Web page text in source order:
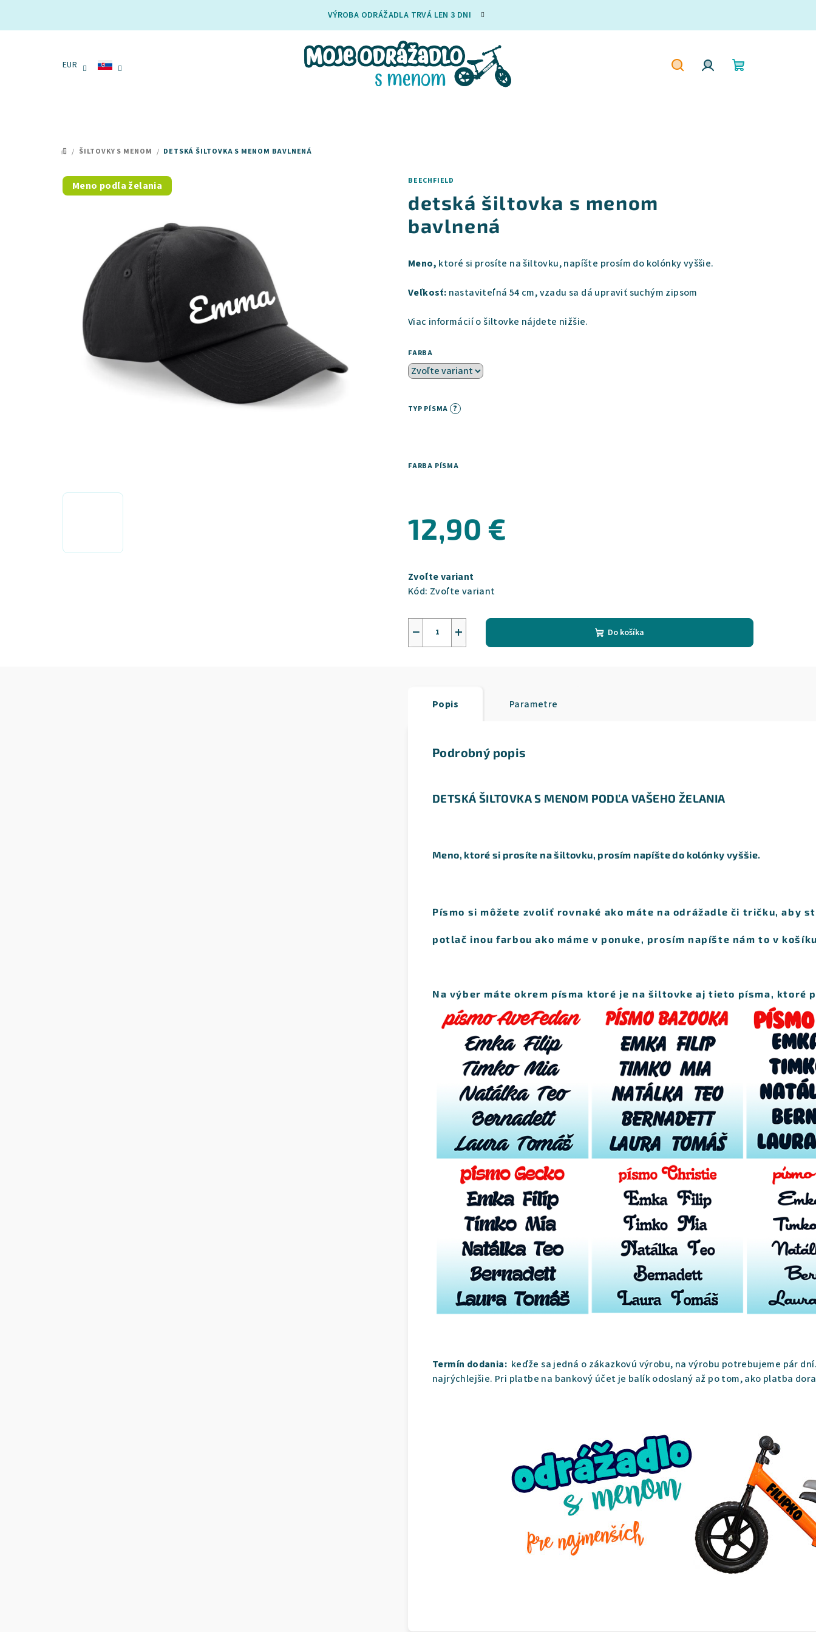
VÝROBA ODRÁŽADLA TRVÁ LEN 3 DNI
EUR
/ ŠILTOVKY S MENOM / DETSKÁ ŠILTOVKA S MENOM BAVLNENÁ
BEECHFIELD
detská šiltovka s menom
bavlnená
Meno, ktoré si prosíte na šiltovku, napíšte prosím do kolónky vyššie.
Veľkosť: nastaviteľná 54 cm, vzadu sa dá upraviť suchým zipsom
Viac informácií o šiltovke nájdete nižšie.
FARBA
TYP PÍSMA ?
FARBA PÍSMA
12,90 €
cena:
Zvoľte variant
Kód: Zvoľte variant
+
− Do košíka
Meno podľa želania
Popis Parametre
Podrobný popis
DETSKÁ ŠILTOVKA S MENOM PODĽA VAŠEHO ŽELANIA
Meno, ktoré si prosíte na šiltovku, prosím napíšte do kolónky vyššie.
Písmo si môžete zvoliť rovnaké ako máte na odrážadle či tričku, aby
potlač inou farbou ako máme v ponuke, prosím napíšte nám to v
Na výber máte okrem písma ktoré je na šiltovke aj tieto písma, ktoré
Termín dodania: keďže sa jedná o zákazkovú výrobu, na výrobu potrebujeme pár
najrýchlejšie. Pri platbe na bankový účet je balík odoslaný až po tom, ako platba